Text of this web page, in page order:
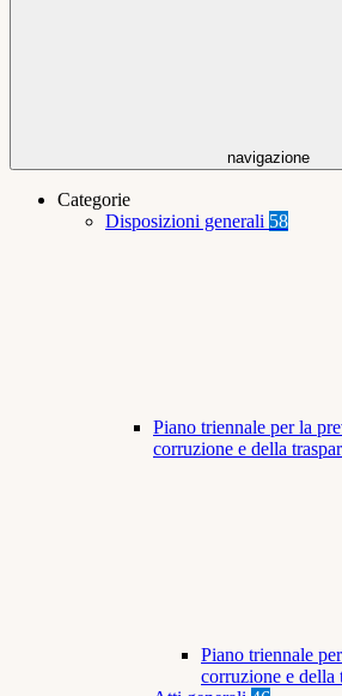
navigazione
Categorie
Disposizioni generali 58
Piano triennale per la
corruzione e della
Piano triennale
corruzione e della